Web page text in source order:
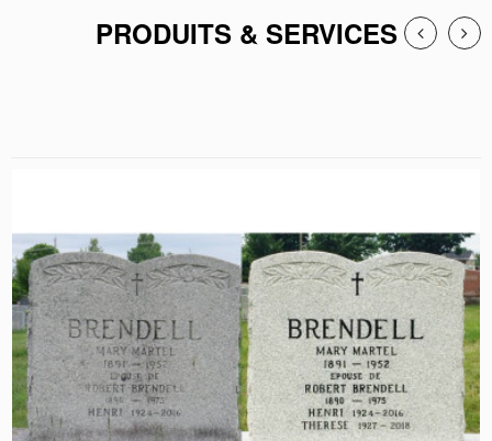
PRODUITS & SERVICES